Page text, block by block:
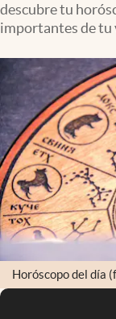
descubre tu
importantes de tu
Horóscopo del día